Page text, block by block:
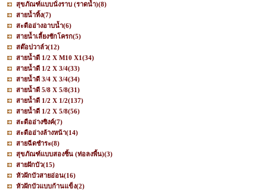
สุขภัณฑ์แบบนั่งราบ (ราดน้ำ)(8)
สายน้ำทิ้ง(7)
สะดืออ่างอาบน้ำ(6)
สายน้ำเลี้ยงชักโครก(5)
สต๊อปวาล์ว(12)
สายน้ำดี 1/2 X M10 X1(34)
สายน้ำดี 1/2 X 3/4(33)
สายน้ำดี 3/4 X 3/4(34)
สายน้ำดี 5/8 X 5/8(31)
สายน้ำดี 1/2 X 1/2(137)
สายน้ำดี 1/2 X 5/8(56)
สะดืออ่างซิงค์(7)
สะดืออ่างล้างหน้า(14)
สายฉีดชำระ(8)
สุขภัณฑ์แบบสองชิ้น (ท่อลงพื้น)(3)
สายฝักบัว(15)
หัวฝักบัวสายอ่อน(16)
หัวฝักบัวแบบก้านแข็ง(2)